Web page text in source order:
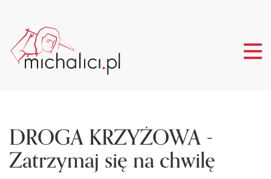
DROGA KRZYŻOWA -
Zatrzymaj się na chwilę